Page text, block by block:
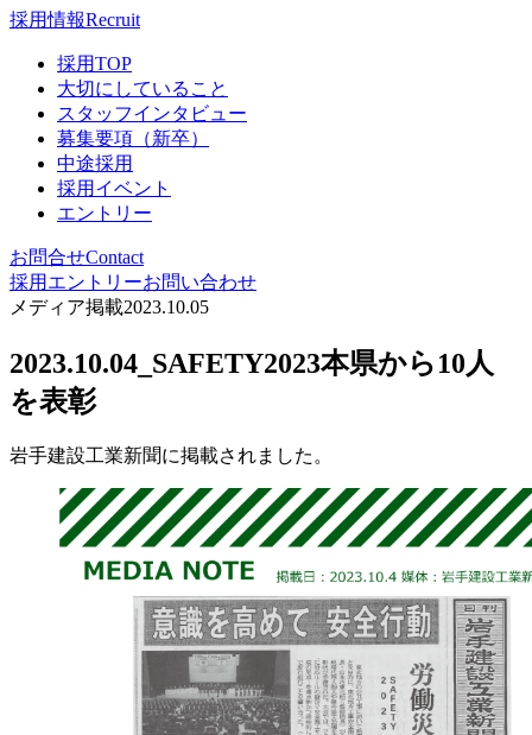
採用情報Recruit
採用TOP
大切にしていること
スタッフインタビュー
募集要項（新卒）
中途採用
採用イベント
エントリー
お問合せContact
採用エントリーお問い合わせ
メディア掲載2023.10.05
2023.10.04_SAFETY2023本県から10人
を表彰
岩手建設工業新聞に掲載されました。